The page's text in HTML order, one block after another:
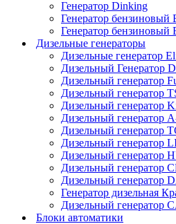
Генератор Dinking
Генератор бензиновый
Генератор бензиновый
Дизельные генераторы
Дизельные генератор
Дизельный Генератор
Дизельный генератор
Дизельный генератор
Дизельный генератор
Дизельный генератор
Дизельный генератор
Дизельный генератор
Дизельный генератор
Дизельный генератор
Дизельный генератор
Генератор дизельная
Дизельный генератор
Блоки автоматики